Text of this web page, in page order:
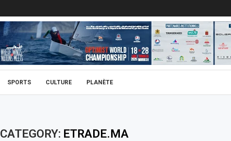
SPORTS CULTURE PLANÈTE
CATEGORY: ETRADE.MA